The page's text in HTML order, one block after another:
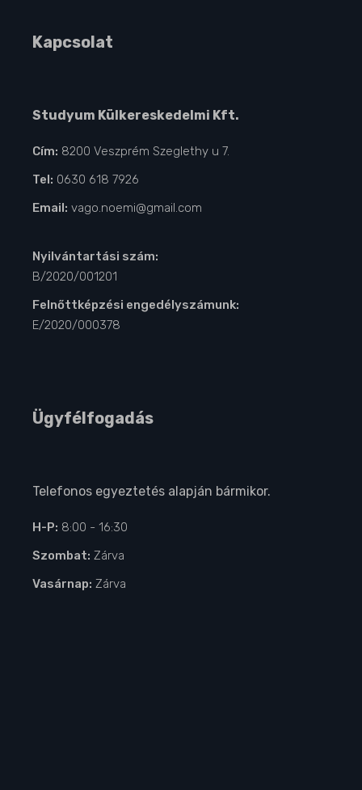
Kapcsolat
Studyum Külkereskedelmi Kft.
Cím: 8200 Veszprém Szeglethy u 7.
Tel: 0630 618 7926
Email: vago.noemi@gmail.com
Nyilvántartási szám:
B/2020/001201
Felnőttképzési engedélyszámunk:
E/2020/000378
Ügyfélfogadás
Telefonos egyeztetés alapján bármikor.
H-P: 8:00 - 16:30
Szombat: Zárva
Vasárnap: Zárva